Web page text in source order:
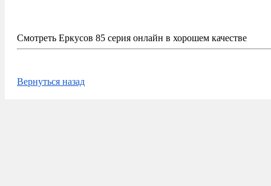
Смотреть Еркусов 85 серия онлайн в хорошем качестве
Вернуться назад